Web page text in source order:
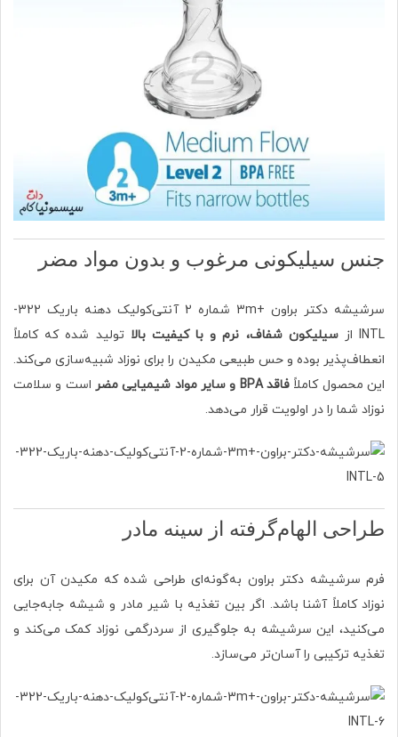
جنس سیلیکونی مرغوب و بدون مواد مضر
سرشیشه دکتر براون +3m شماره 2 آنتی‌کولیک دهنه باریک 322-
INTL از
سیلیکون شفاف، نرم و با کیفیت بالا تولید شده که کاملاً
انعطاف‌پذیر بوده و حس طبیعی مکیدن را برای نوزاد شبیه‌سازی می‌کند.
این محصول کاملاً فاقد BPA و سایر مواد شیمیایی مضر
است و سلامت
نوزاد شما را در اولویت قرار می‌دهد.
طراحی الهام‌گرفته از سینه مادر
فرم سرشیشه دکتر براون به‌گونه‌ای طراحی شده که مکیدن آن برای
نوزاد کاملاً آشنا باشد. اگر بین تغذیه با شیر مادر و شیشه جابه‌جایی
می‌کنید، این سرشیشه به جلوگیری از سردرگمی نوزاد کمک می‌کند و
تغذیه ترکیبی را آسان‌تر می‌سازد.